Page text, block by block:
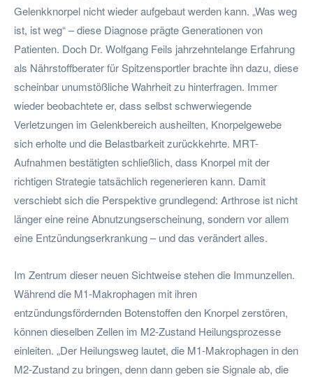
Gelenkknorpel nicht wieder aufgebaut werden kann. „Was weg
ist, ist weg“ – diese Diagnose prägte Generationen von
Patienten. Doch Dr. Wolfgang Feils jahrzehntelange Erfahrung
als Nährstoffberater für Spitzensportler brachte ihn dazu, diese
scheinbar unumstößliche Wahrheit zu hinterfragen. Immer
wieder beobachtete er, dass selbst schwerwiegende
Verletzungen im Gelenkbereich ausheilten, Knorpelgewebe
sich erholte und die Belastbarkeit zurückkehrte. MRT-
Aufnahmen bestätigten schließlich, dass Knorpel mit der
richtigen Strategie tatsächlich regenerieren kann. Damit
verschiebt sich die Perspektive grundlegend: Arthrose ist nicht
länger eine reine Abnutzungserscheinung, sondern vor allem
eine Entzündungserkrankung – und das verändert alles.
Im Zentrum dieser neuen Sichtweise stehen die Immunzellen.
Während die M1-Makrophagen mit ihren
entzündungsfördernden Botenstoffen den Knorpel zerstören,
können dieselben Zellen im M2-Zustand Heilungsprozesse
einleiten. „Der Heilungsweg lautet, die M1-Makrophagen in den
M2-Zustand zu bringen, denn dann geben sie Signale ab, die